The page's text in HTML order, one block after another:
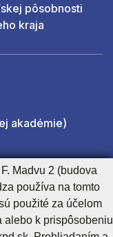
pôsobnosti
kraja
akadémie)
Madvu 2 (budova
používa na tomto
použité za účelom
alebo k prispôsobeniu